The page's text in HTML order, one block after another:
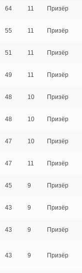
64 11 Призёр
55 11 Призёр
51 11 Призёр
49 11 Призёр
48 10 Призёр
48 10 Призёр
47 10 Призёр
47 11 Призёр
45 9 Призёр
43 9 Призёр
43 9 Призёр
43 9 Призёр